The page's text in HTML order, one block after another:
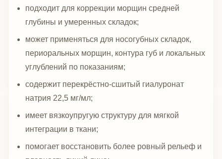
подходит для коррекции морщин средней
глубины и умеренных складок;
может применяться для носогубных складок,
периоральных морщин, контура губ и локальных
углублений по показаниям;
содержит перекрёстно-сшитый гиалуронат
натрия 22,5 мг/мл;
имеет вязкоупругую структуру для мягкой
интеграции в ткани;
помогает восстановить более ровный рельеф и